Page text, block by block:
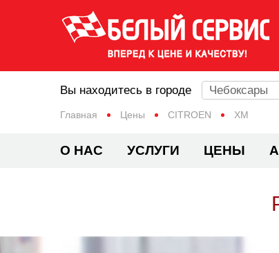
Главная Цены CITROEN XM
Вы находитесь в городе Чебоксары
О НАС УСЛУГИ ЦЕНЫ